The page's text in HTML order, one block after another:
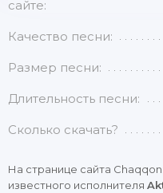
сайте:
Качество песни:
Размер песни:
Длительность песни:
Сколько скачать?
На странице сайта
известного исполнителя